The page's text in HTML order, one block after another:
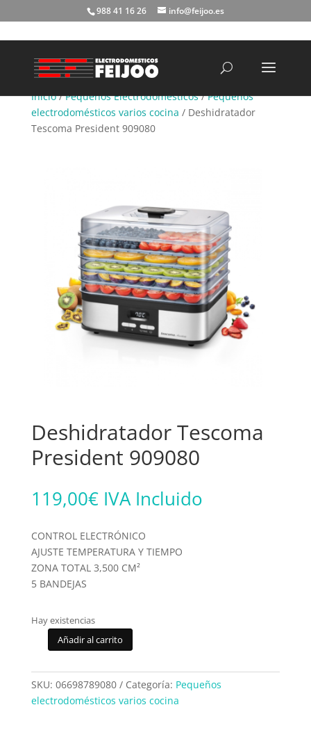
988 41 16 26 info@feijoo.es
Inicio/Pequeños Electrodomésticos/Pequeños
electrodomésticos varios cocina / Deshidratador
Tescoma President 909080
Deshidratador Tescoma
President 909080
119,00€ IVA Incluido
CONTROL ELECTRÓNICO
AJUSTE TEMPERATURA Y TIEMPO
ZONA TOTAL 3,500 CM²
5 BANDEJAS
Hay existencias
Deshidratador
President
909080
Añadir al carrito
SKU: 06698789080 Categoría: Pequeños
electrodomésticos varios cocina